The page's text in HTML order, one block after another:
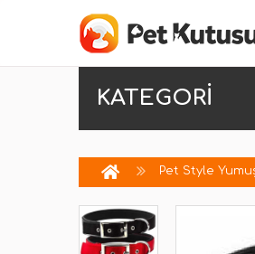
KATEGORİ
Pet Style